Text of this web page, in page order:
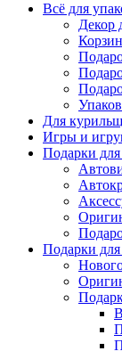
Всё для
Декор
Для
Игры и
Подарки
Подарки